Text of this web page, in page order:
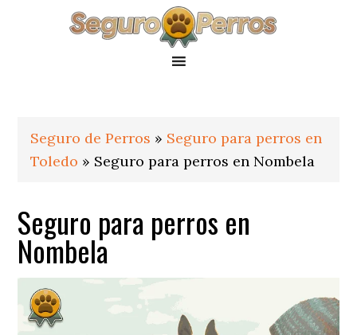
Seguro de Perros » Seguro para perros en
Toledo » Seguro para perros en Nombela
Seguro para perros en
Nombela